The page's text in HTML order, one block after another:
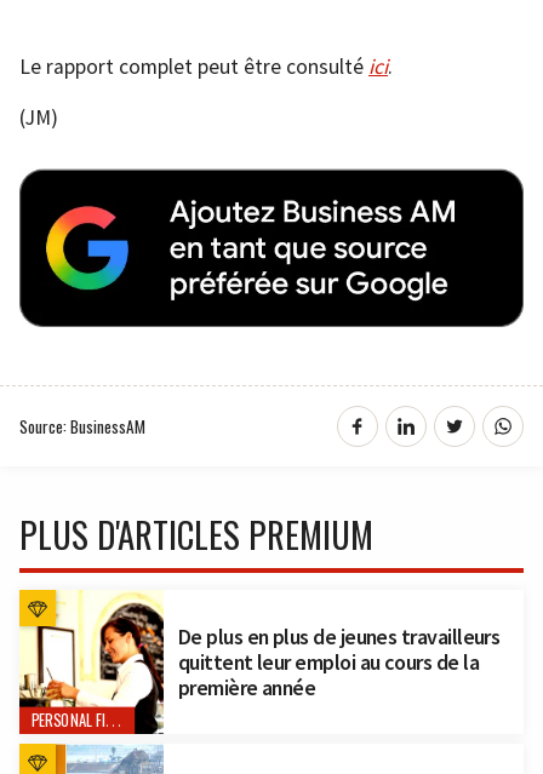
Le rapport complet peut être consulté ici.
(JM)
Source: BusinessAM
PLUS D'ARTICLES PREMIUM
PERSONAL FINANCE
De plus en plus de jeunes travailleurs
quittent leur emploi au cours de la
première année